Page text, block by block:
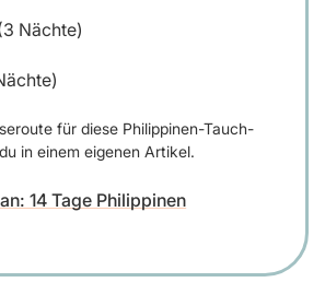
Nächte)
für diese Philippinen-Tauch-
in einem eigenen Artikel.
14 Tage Philippinen